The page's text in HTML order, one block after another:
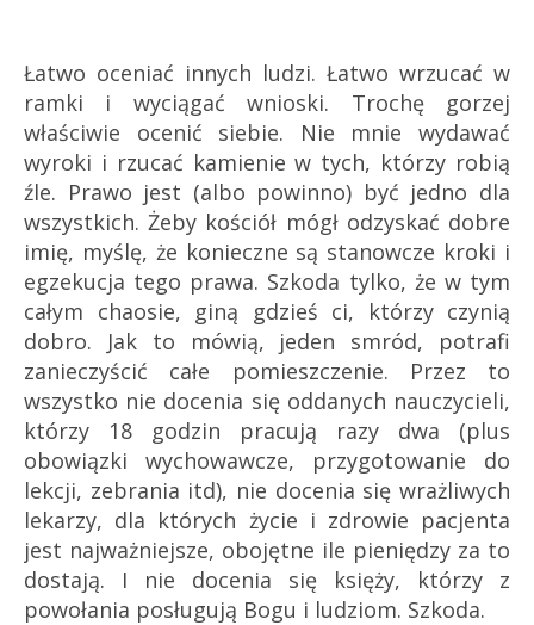
Łatwo oceniać innych ludzi. Łatwo wrzucać w
ramki i wyciągać wnioski. Trochę gorzej
właściwie ocenić siebie. Nie mnie wydawać
wyroki i rzucać kamienie w tych, którzy robią
źle. Prawo jest (albo powinno) być jedno dla
wszystkich. Żeby kościół mógł odzyskać dobre
imię, myślę, że konieczne są stanowcze kroki i
egzekucja tego prawa. Szkoda tylko, że w tym
całym chaosie, giną gdzieś ci, którzy czynią
dobro. Jak to mówią, jeden smród, potrafi
zanieczyścić całe pomieszczenie. Przez to
wszystko nie docenia się oddanych nauczycieli,
którzy 18 godzin pracują razy dwa (plus
obowiązki wychowawcze, przygotowanie do
lekcji, zebrania itd), nie docenia się wrażliwych
lekarzy, dla których życie i zdrowie pacjenta
jest najważniejsze, obojętne ile pieniędzy za to
dostają. I nie docenia się księży, którzy z
powołania posługują Bogu i ludziom. Szkoda.